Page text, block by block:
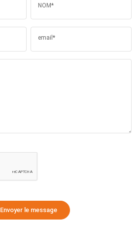
NOM*
email*
Envoyer le message